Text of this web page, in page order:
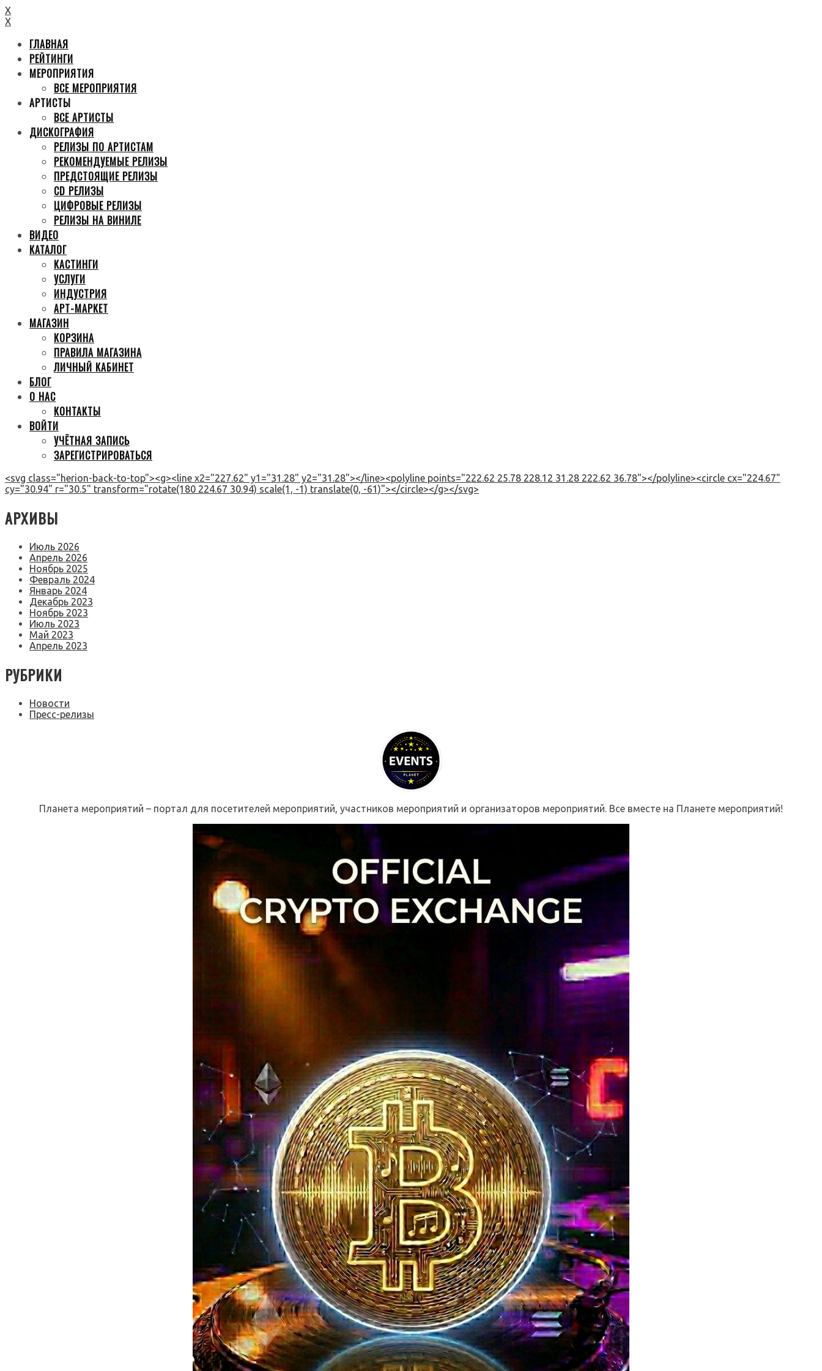
X
X
ГЛАВНАЯ
РЕЙТИНГИ
МЕРОПРИЯТИЯ
ВСЕ МЕРОПРИЯТИЯ
АРТИСТЫ
ВСЕ АРТИСТЫ
ДИСКОГРАФИЯ
РЕЛИЗЫ ПО АРТИСТАМ
РЕКОМЕНДУЕМЫЕ РЕЛИЗЫ
ПРЕДСТОЯЩИЕ РЕЛИЗЫ
CD РЕЛИЗЫ
ЦИФРОВЫЕ РЕЛИЗЫ
РЕЛИЗЫ НА ВИНИЛЕ
ВИДЕО
КАТАЛОГ
КАСТИНГИ
УСЛУГИ
ИНДУСТРИЯ
АРТ-МАРКЕТ
МАГАЗИН
КОРЗИНА
ПРАВИЛА МАГАЗИНА
ЛИЧНЫЙ КАБИНЕТ
БЛОГ
О НАС
КОНТАКТЫ
ВОЙТИ
УЧЁТНАЯ ЗАПИСЬ
ЗАРЕГИСТРИРОВАТЬСЯ
<svg class="herion-back-to-top"><g><line x2="227.62" y1="31.28" y2="31.28"></line><polyline points="222.62 25.78 228.12 31.28 222.62 36.78"></polyline><circle cx="224.67"
cy="30.94" r="30.5" transform="rotate(180 224.67 30.94) scale(1, -1) translate(0, -61)"></circle></g></svg>
АРХИВЫ
Июль 2026
Апрель 2026
Ноябрь 2025
Февраль 2024
Январь 2024
Декабрь 2023
Ноябрь 2023
Июль 2023
Май 2023
Апрель 2023
РУБРИКИ
Новости
Пресс-релизы
Планета мероприятий – портал для посетителей мероприятий, участников мероприятий и организаторов мероприятий. Все вместе на Планете мероприятий!